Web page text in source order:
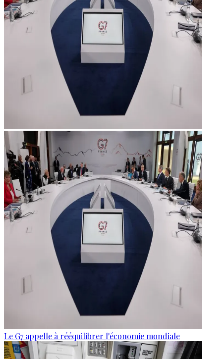
Le G7 appelle à rééquilibrer l'économie mondiale